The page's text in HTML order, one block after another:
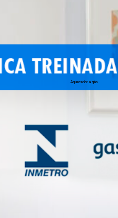
Aquecedor a gás